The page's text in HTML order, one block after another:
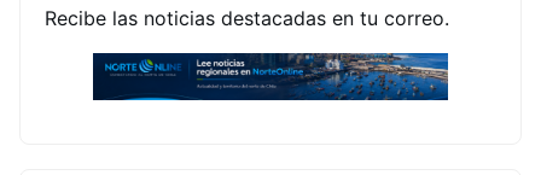
Recibe las noticias destacadas en tu correo.